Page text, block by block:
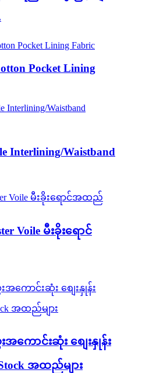
Pocket Lining
Interlining/Waistband
Voile မီးခိုးရောင်
ောင်းဆုံး စျေးနှုန်း
အထည်များ